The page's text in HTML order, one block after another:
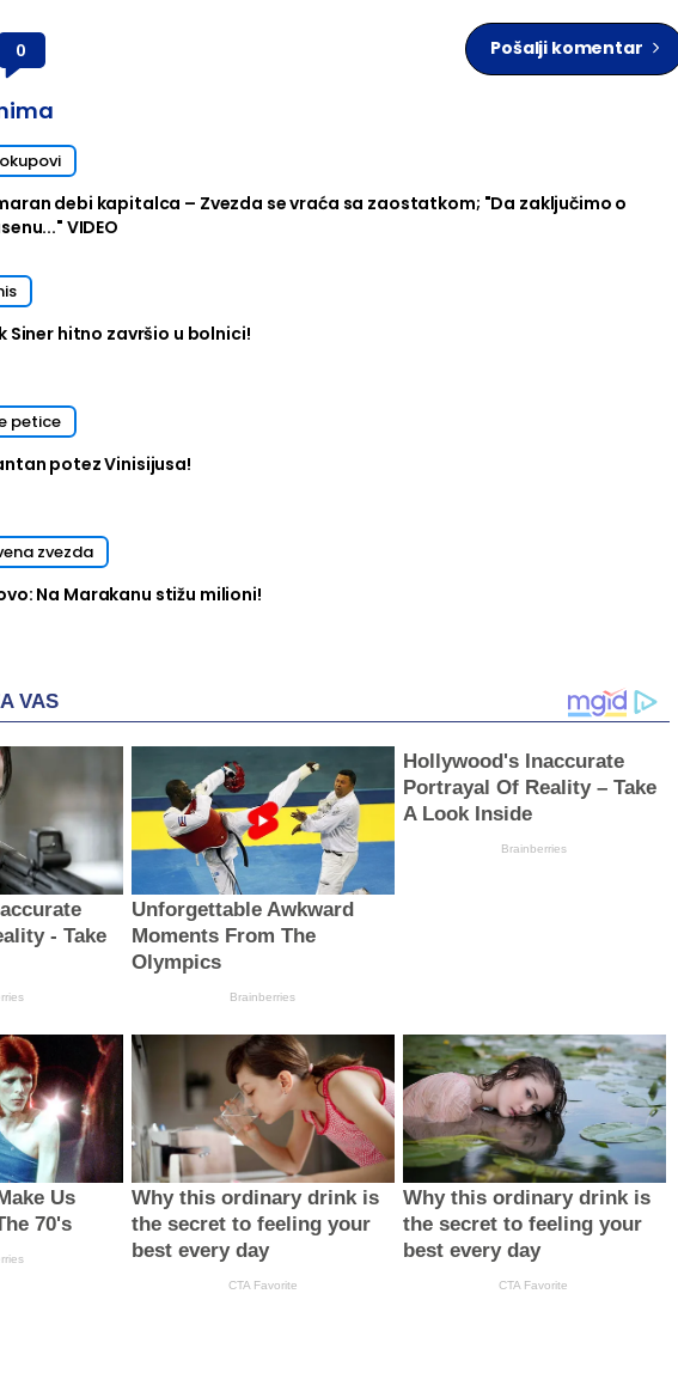
0 Pošalji komentar
debi kapitalca – Zvezda se vraća sa zaostatkom; "Da zaključimo o
VIDEO
Siner hitno završio u bolnici!
petice
potez Vinisijusa!
zvezda
Na Marakanu stižu milioni!
VAS
- Take
Unforgettable Awkward
Moments From The
Olympics
Brainberries
Hollywood's Inaccurate
Portrayal Of Reality – Take
A Look Inside
Brainberries
Us
70's
Why this ordinary drink is
the secret to feeling your
best every day
CTA Favorite
Why this ordinary drink is
the secret to feeling your
best every day
CTA Favorite